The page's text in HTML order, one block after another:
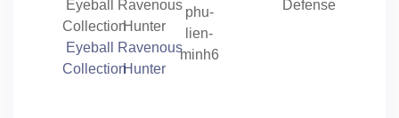
Eyeball
Collection
Ravenous
Hunter